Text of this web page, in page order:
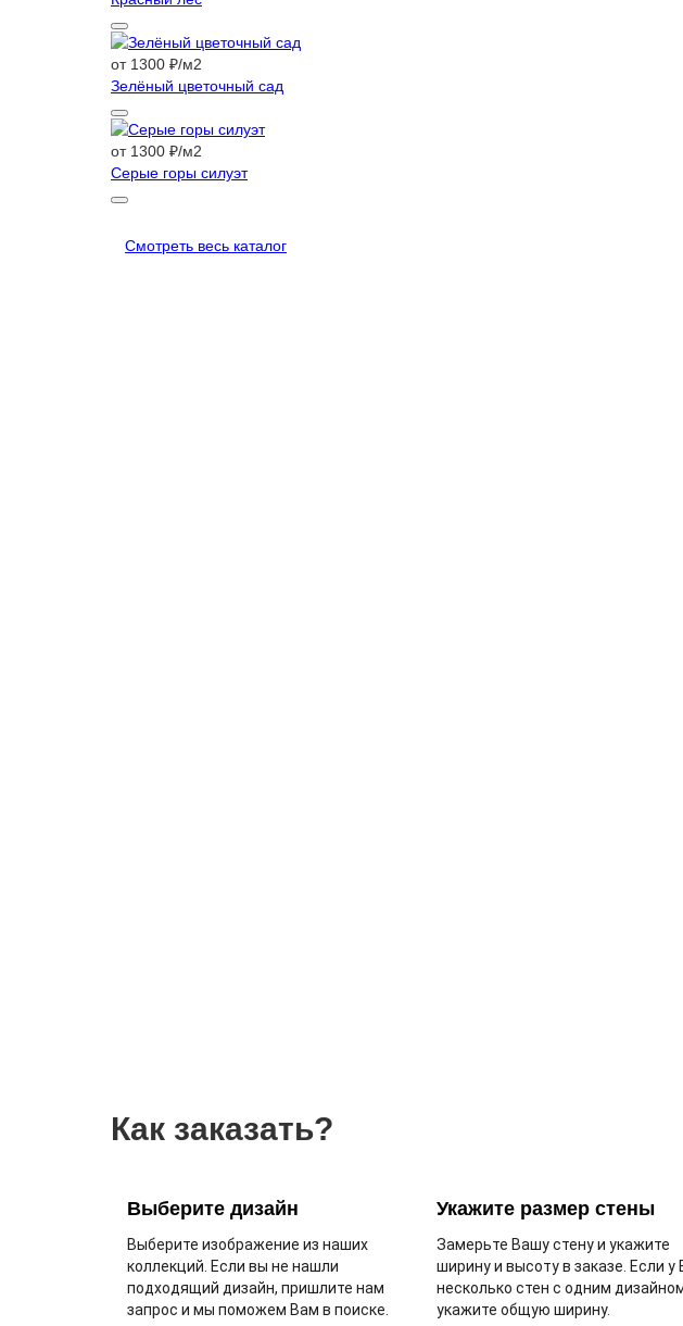
от 1300 ₽/м2
Зелёный цветочный сад
от 1300 ₽/м2
Серые горы силуэт
Смотреть весь каталог
Как заказать?
Выберите дизайн
Выберите изображение из наших
коллекций. Если вы не нашли
подходящий дизайн, пришлите нам
запрос и мы поможем Вам в поиске.
Укажите размер стены
Замерьте Вашу стену и укажите
ширину и высоту в заказе. Если у
несколько стен с одним
укажите общую ширину.